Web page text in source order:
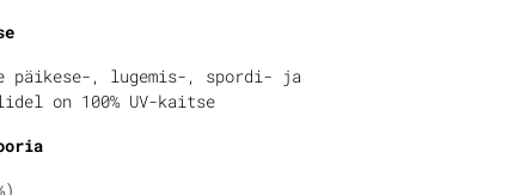
päikese-, lugemis-, spordi- ja
on 100% UV-kaitse